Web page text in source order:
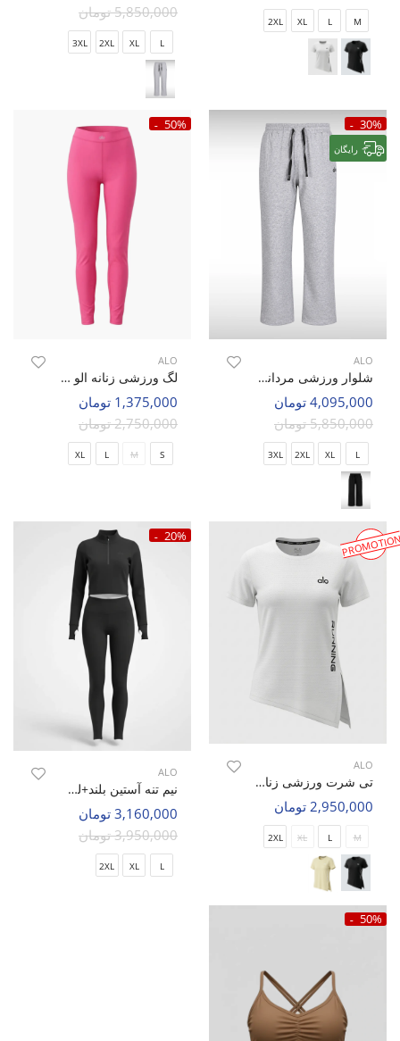
M
L
XL
2XL
5,850,000 تومان
L
XL
2XL
3XL
30%
رایگان
ALO
شلوار ورزشی مردانه الو Alo Axis Fit M
4,095,000 تومان
5,850,000 تومان
L
XL
2XL
3XL
50%
ALO
لگ ورزشی زنانه الو Alo Elysia W
1,375,000 تومان
2,750,000 تومان
S
M
L
XL
ALO
تی شرت ورزشی زنانه الو Alo Movira W
2,950,000 تومان
M
L
XL
2XL
20%
ALO
نیم تنه آستین بلند+لگ ورزشی زنانه الو Alo Hyper Fit W
3,160,000 تومان
3,950,000 تومان
L
XL
2XL
50%